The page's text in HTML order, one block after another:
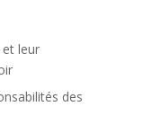
leur
des